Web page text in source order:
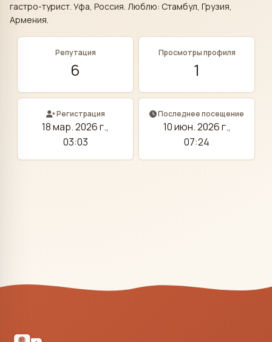
гастро-турист. Уфа, Россия. Люблю: Стамбул, Грузия,
Армения.
Репутация
6
Просмотры профиля
1
Регистрация
18 мар. 2026 г.,
03:03
Последнее посещение
10 июн. 2026 г.,
07:24